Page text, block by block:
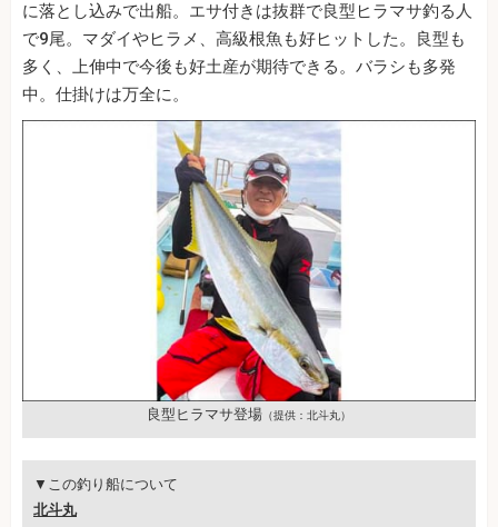
に落とし込みで出船。エサ付きは抜群で良型ヒラマサ釣る人
で9尾。マダイやヒラメ、高級根魚も好ヒットした。良型も
多く、上伸中で今後も好土産が期待できる。バラシも多発
中。仕掛けは万全に。
良型ヒラマサ登場 （提供：北斗丸）
▼この釣り船について
北斗丸